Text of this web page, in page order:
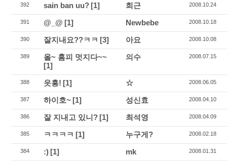
392 sain ban uu? [1] 희근 2008.10.24
391 @_@ [1] Newbebe 2008.10.18
390 잘지내요??ㅋㅋ [3] 아요 2008.10.08
389
올~ 홈피 멋지다~~
[1]
의수 2008.07.15
388 읏흥! [1] ☆ 2008.06.05
387 하이호~ [1] 성신효 2008.04.10
386 잘 지내고 있니? [1] 최석영 2008.04.09
385 ㅋㅋㅋㅋ [1] 누구게? 2008.02.18
384 :) [1] mk 2008.01.31